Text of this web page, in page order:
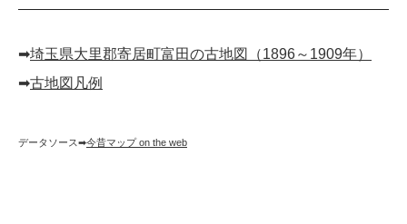
➡︎埼玉県大里郡寄居町富田の古地図（1896～1909年）
➡︎古地図凡例
データソース➡︎今昔マップ on the web